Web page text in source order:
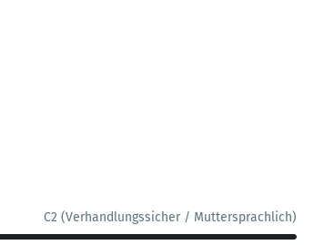
C2 (Verhandlungssicher / Muttersprachlich)